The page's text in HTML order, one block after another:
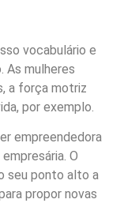
vocabulário e
As mulheres
a força motriz
por exemplo.
empreendedora
O
seu ponto alto a
propor novas